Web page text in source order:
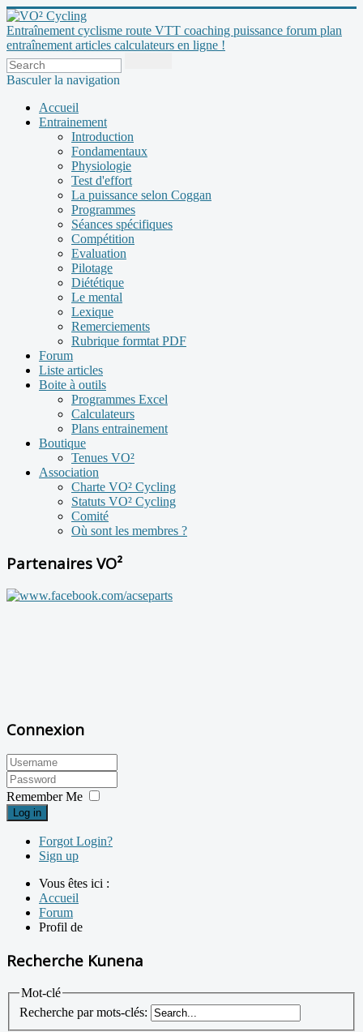
Entraînement cyclisme route VTT coaching puissance forum plan
entraînement articles calculateurs en ligne !
Basculer la navigation
Accueil
Entrainement
Introduction
Fondamentaux
Physiologie
Test d'effort
La puissance selon Coggan
Programmes
Séances spécifiques
Compétition
Evaluation
Pilotage
Diététique
Le mental
Lexique
Remerciements
Rubrique formtat PDF
Forum
Liste articles
Boite à outils
Programmes Excel
Calculateurs
Plans entrainement
Boutique
Tenues VO²
Association
Charte VO² Cycling
Statuts VO² Cycling
Comité
Où sont les membres ?
Partenaires VO²
Connexion
Remember Me
Log in
Forgot Login?
Sign up
Vous êtes ici :
Accueil
Forum
Profil de
Recherche Kunena
Mot-clé
Recherche par mots-clés: